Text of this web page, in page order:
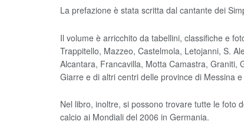
La prefazione è stata scritta dal cantante dei
Il volume è arricchito da tabellini, classifiche e
Trappitello, Mazzeo, Castelmola, Letojanni, S.
Alcantara, Francavilla, Motta Camastra, Graniti,
Giarre e di altri centri delle province di Messina
Nel libro, inoltre, si possono trovare tutte le foto
calcio ai Mondiali del 2006 in Germania.